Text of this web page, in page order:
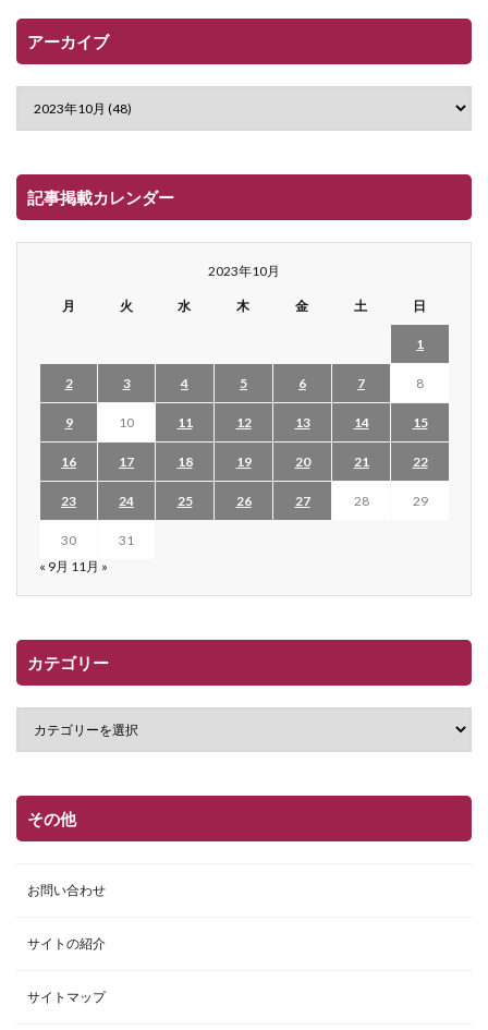
アーカイブ
記事掲載カレンダー
2023年10月
月 火 水 木 金 土 日
1
2 3 4 5 6 7 8
9 10 11 12 13 14 15
16 17 18 19 20 21 22
23 24 25 26 27 28 29
30
31
« 9月 11月 »
カテゴリー
その他
お問い合わせ
サイトの紹介
サイトマップ